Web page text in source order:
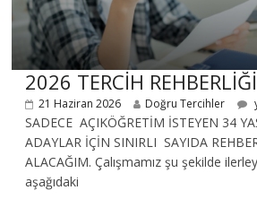
2026 TERCİH REHBERLİĞİ
21 Haziran 2026 Doğru Tercihler
SADECE AÇIKÖĞRETİM İSTEYEN 34
ADAYLAR İÇİN SINIRLI SAYIDA
ALACAĞIM. Çalışmamız şu şekilde
aşağıdaki